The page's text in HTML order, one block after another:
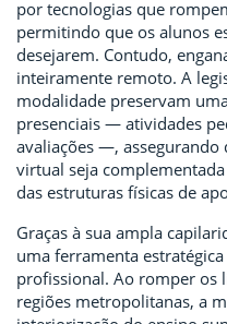
por tecnologias que
permitindo que os alunos
desejarem. Contudo,
inteiramente remoto. A
modalidade preservam
presenciais — atividades
avaliações —,
virtual seja
das estruturas físicas de
Graças à sua ampla
uma ferramenta
profissional. Ao romper os
regiões metropolitanas, a